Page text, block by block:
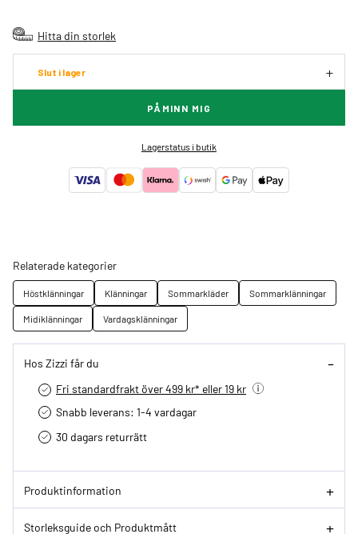
Hitta din storlek
Slut i lager
PÅMINN MIG
Lagerstatus i butik
Relaterade kategorier
Höstklänningar Klänningar Sommarkläder
Sommarklänningar
Midiklänningar
Vardagsklänningar
Hos Zizzi får du
Fri standardfrakt över 499 kr* eller 19 kr
Snabb leverans: 1-4 vardagar
30 dagars returrätt­
Produktinformation
Storleksguide och Produktmått